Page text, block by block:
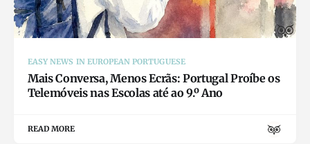
EASY NEWS IN EUROPEAN PORTUGUESE
Mais Conversa, Menos Ecrãs: Portugal Proíbe os
Telemóveis nas Escolas até ao 9.º Ano
READ MORE